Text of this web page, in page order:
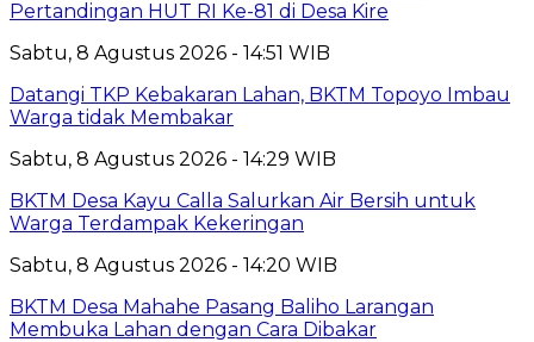
Pertandingan HUT RI Ke-81 di Desa Kire
Sabtu, 8 Agustus 2026 - 14:51 WIB
Datangi TKP Kebakaran Lahan, BKTM Topoyo Imbau
Warga tidak Membakar
Sabtu, 8 Agustus 2026 - 14:29 WIB
BKTM Desa Kayu Calla Salurkan Air Bersih untuk
Warga Terdampak Kekeringan
Sabtu, 8 Agustus 2026 - 14:20 WIB
BKTM Desa Mahahe Pasang Baliho Larangan
Membuka Lahan dengan Cara Dibakar